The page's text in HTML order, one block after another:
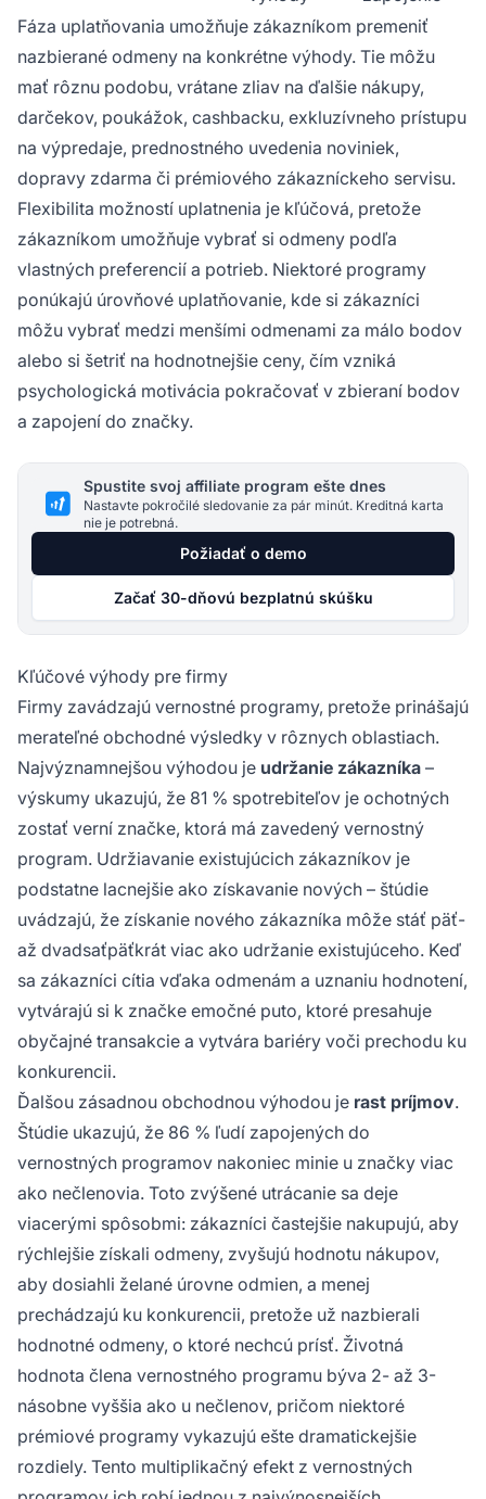
Fáza uplatňovania umožňuje zákazníkom premeniť
nazbierané odmeny na konkrétne výhody. Tie môžu
mať rôznu podobu, vrátane zliav na ďalšie nákupy,
darčekov, poukážok, cashbacku, exkluzívneho prístupu
na výpredaje, prednostného uvedenia noviniek,
dopravy zdarma či prémiového zákazníckeho servisu.
Flexibilita možností uplatnenia je kľúčová, pretože
zákazníkom umožňuje vybrať si odmeny podľa
vlastných preferencií a potrieb. Niektoré programy
ponúkajú úrovňové uplatňovanie, kde si zákazníci
môžu vybrať medzi menšími odmenami za málo bodov
alebo si šetriť na hodnotnejšie ceny, čím vzniká
psychologická motivácia pokračovať v zbieraní bodov
a zapojení do značky.
Spustite svoj affiliate program ešte dnes
Nastavte pokročilé sledovanie za pár minút. Kreditná karta
nie je potrebná.
Požiadať o demo
Začať 30-dňovú bezplatnú skúšku
Kľúčové výhody pre firmy
Firmy zavádzajú vernostné programy, pretože prinášajú
merateľné obchodné výsledky v rôznych oblastiach.
Najvýznamnejšou výhodou je udržanie zákazníka –
výskumy ukazujú, že 81 % spotrebiteľov je ochotných
zostať verní značke, ktorá má zavedený vernostný
program. Udržiavanie existujúcich zákazníkov je
podstatne lacnejšie ako získavanie nových – štúdie
uvádzajú, že získanie nového zákazníka môže stáť päť-
až dvadsaťpäťkrát viac ako udržanie existujúceho. Keď
sa zákazníci cítia vďaka odmenám a uznaniu hodnotení,
vytvárajú si k značke emočné puto, ktoré presahuje
obyčajné transakcie a vytvára bariéry voči prechodu ku
konkurencii.
Ďalšou zásadnou obchodnou výhodou je rast príjmov.
Štúdie ukazujú, že 86 % ľudí zapojených do
vernostných programov nakoniec minie u značky viac
ako nečlenovia. Toto zvýšené utrácanie sa deje
viacerými spôsobmi: zákazníci častejšie nakupujú, aby
rýchlejšie získali odmeny, zvyšujú hodnotu nákupov,
aby dosiahli želané úrovne odmien, a menej
prechádzajú ku konkurencii, pretože už nazbierali
hodnotné odmeny, o ktoré nechcú prísť. Životná
hodnota člena vernostného programu býva 2- až 3-
násobne vyššia ako u nečlenov, pričom niektoré
prémiové programy vykazujú ešte dramatickejšie
rozdiely. Tento multiplikačný efekt z vernostných